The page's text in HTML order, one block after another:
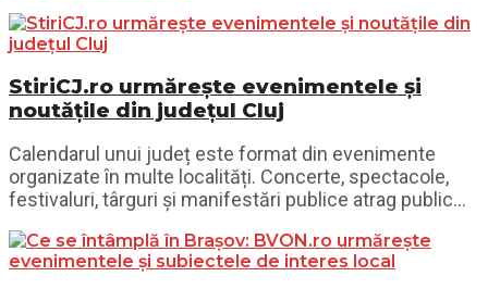
StiriCJ.ro urmărește evenimentele și
noutățile din județul Cluj
Calendarul unui județ este format din evenimente
organizate în multe localități. Concerte, spectacole,
festivaluri, târguri și manifestări publice atrag public...